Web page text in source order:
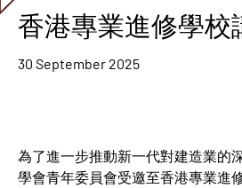
香港專業進修學校
30 September 2025
為了進一步推動新一代對建造業的
學會青年委員會受邀至香港專業進